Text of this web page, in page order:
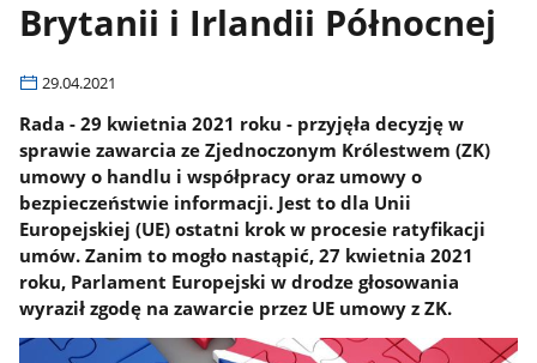
Brytanii i Irlandii Północnej
29.04.2021
Rada - 29 kwietnia 2021 roku - przyjęła decyzję w
sprawie zawarcia ze Zjednoczonym Królestwem (ZK)
umowy o handlu i współpracy oraz umowy o
bezpieczeństwie informacji. Jest to dla Unii
Europejskiej (UE) ostatni krok w procesie ratyfikacji
umów. Zanim to mogło nastąpić, 27 kwietnia 2021
roku, Parlament Europejski w drodze głosowania
wyraził zgodę na zawarcie przez UE umowy z ZK.